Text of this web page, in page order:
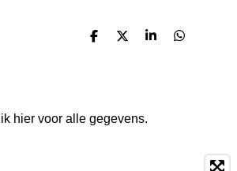
D
D
S
D
hier voor alle gegevens.